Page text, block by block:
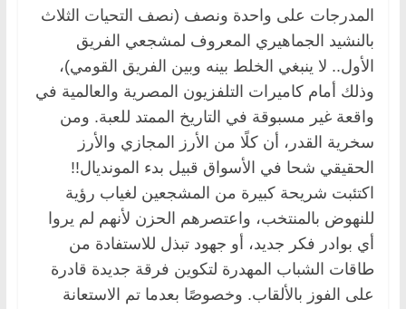
المدرجات على واحدة ونصف (نصف التحيات الثلاث
بالنشيد الجماهيري المعروف لمشجعي الفريق
الأول.. لا ينبغي الخلط بينه وبين الفريق القومي)،
وذلك أمام كاميرات التلفزيون المصرية والعالمية في
واقعة غير مسبوقة في التاريخ الممتد للعبة. ومن
سخرية القدر، أن كلًا من الأرز المجازي والأرز
الحقيقي شحا في الأسواق قبيل بدء المونديال!!
اكتئبت شريحة كبيرة من المشجعين لغياب رؤية
للنهوض بالمنتخب، واعتصرهم الحزن لأنهم لم يروا
أي بوادر فكر جديد، أو جهود تبذل للاستفادة من
طاقات الشباب المهدرة لتكوين فرقة جديدة قادرة
على الفوز بالألقاب. وخصوصًا بعدما تم الاستعانة